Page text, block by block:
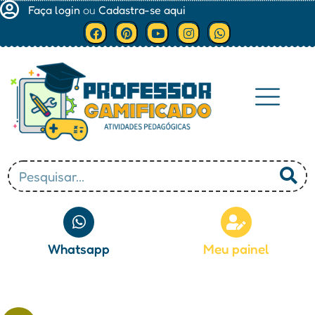
Faça login ou Cadastra-se aqui
Whatsapp Meu painel